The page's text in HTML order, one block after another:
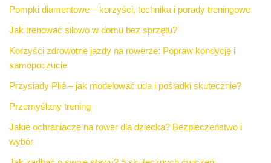
Pompki diamentowe – korzyści, technika i porady treningowe
Jak trenować siłowo w domu bez sprzętu?
Korzyści zdrowotne jazdy na rowerze: Popraw kondycję i
samopoczucie
Przysiady Plié – jak modelować uda i pośladki skutecznie?
Przemyślany trening
Jakie ochraniacze na rower dla dziecka? Bezpieczeństwo i
wybór